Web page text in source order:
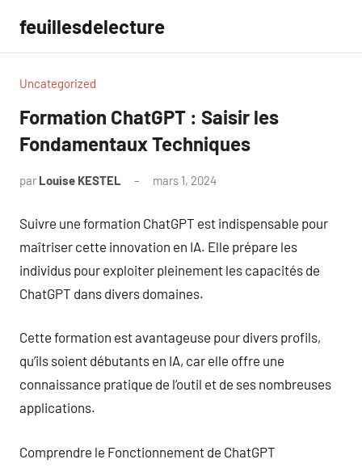
contenu
feuillesdelecture
Uncategorized
Formation ChatGPT : Saisir les
Fondamentaux Techniques
par Louise KESTEL mars 1, 2024
Suivre une formation ChatGPT est indispensable pour
maîtriser cette innovation en IA. Elle prépare les
individus pour exploiter pleinement les capacités de
ChatGPT dans divers domaines.
Cette formation est avantageuse pour divers profils,
qu’ils soient débutants en IA, car elle offre une
connaissance pratique de l’outil et de ses nombreuses
applications.
Comprendre le Fonctionnement de ChatGPT